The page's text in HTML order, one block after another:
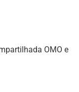
OMO e